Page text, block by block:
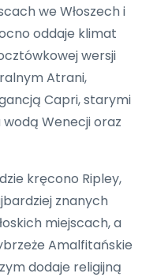
we Włoszech i
oddaje klimat
wersji
Atrani,
Capri, starymi
wodą Wenecji oraz
kręcono Ripley,
znanych
miejscach, a
Amalfitańskie
dodaje religijną